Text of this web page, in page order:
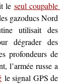
le seul coupable
gazoducs Nord
dégrader des
profondeurs de
l’armée russe a
le signal GPS de